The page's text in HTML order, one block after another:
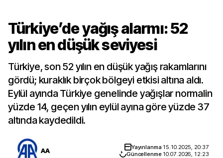
Türkiye’de yağış alarmı: 52
yılın en düşük seviyesi
Türkiye, son 52 yılın en düşük yağış rakamlarını
gördü; kuraklık birçok bölgeyi etkisi altına aldı.
Eylül ayında Türkiye genelinde yağışlar normalin
yüzde 14, geçen yılın eylül ayına göre yüzde 37
altında kaydedildi.
AA Yayınlanma 15.10.2025, 20:37
Güncellenme 10.07.2026, 12:23